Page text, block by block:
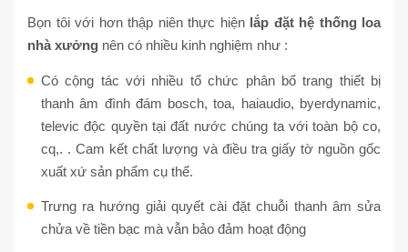
Bọn tôi với hơn thập niên thực hiện lắp đặt hệ thống loa
nhà xưởng nên có nhiều kinh nghiệm như :
Có cộng tác với nhiều tổ chức phân bổ trang thiết bị
thanh âm đình đám bosch, toa, haiaudio, byerdynamic,
televic độc quyền tại đất nước chúng ta với toàn bộ co,
cq,. . Cam kết chất lượng và điều tra giấy tờ nguồn gốc
xuất xứ sản phẩm cụ thể.
Trưng ra hướng giải quyết cài đặt chuỗi thanh âm sửa
chửa về tiền bạc mà vẫn bảo đảm hoạt động